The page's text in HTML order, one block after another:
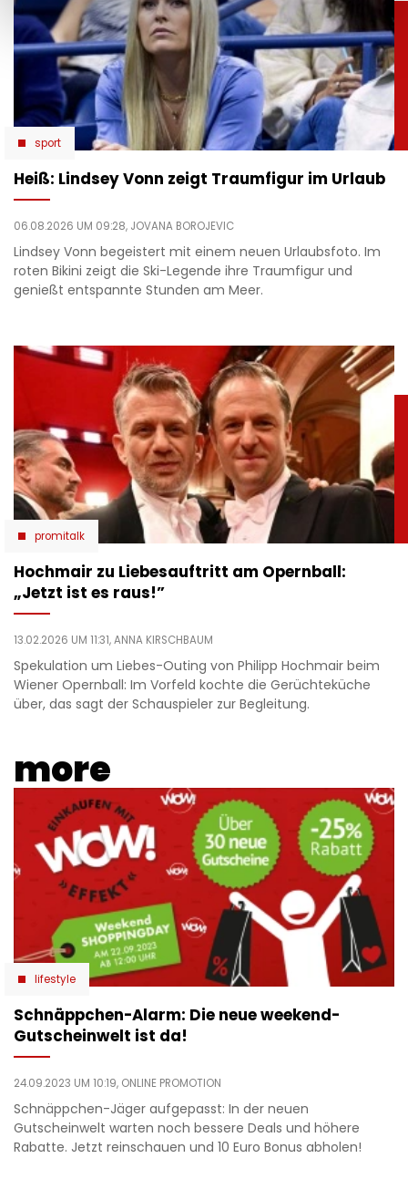
sport
Heiß: Lindsey Vonn zeigt Traumfigur im Urlaub
06.08.2026 UM 09:28, JOVANA BOROJEVIC
Lindsey Vonn begeistert mit einem neuen Urlaubsfoto. Im
roten Bikini zeigt die Ski-Legende ihre Traumfigur und
genießt entspannte Stunden am Meer.
promitalk
Hochmair zu Liebesauftritt am Opernball:
„Jetzt ist es raus!”
13.02.2026 UM 11:31,ANNA KIRSCHBAUM
Spekulation um Liebes-Outing von Philipp Hochmair beim
Wiener Opernball: Im Vorfeld kochte die Gerüchteküche
über, das sagt der Schauspieler zur Begleitung.
more
lifestyle
Schnäppchen-Alarm: Die neue weekend-
Gutscheinwelt ist da!
24.09.2023 UM 10:19, ONLINE PROMOTION
Schnäppchen-Jäger aufgepasst: In der neuen
Gutscheinwelt warten noch bessere Deals und höhere
Rabatte. Jetzt reinschauen und 10 Euro Bonus abholen!